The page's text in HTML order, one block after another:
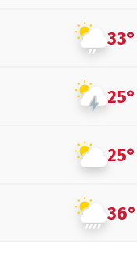
33°
25°
25°
36°